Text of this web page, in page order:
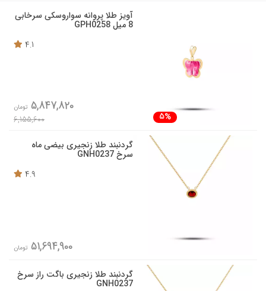
آویز طلا پروانه سواروسکی سرخابی
8 میل GPH0258
4.1
5%
5,847,820 تومان
6,155,600
گردنبند طلا زنجیری بیضی ماه
سرخ GNH0237
4.9
51,694,900 تومان
گردنبند طلا زنجیری باگت راز سرخ
GNH0237